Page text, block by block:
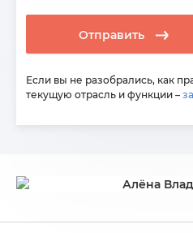
Отправить
Если вы не разобрались, как
текущую отрасль и функции –